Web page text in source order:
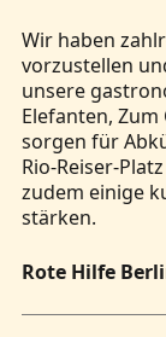
Wir haben
vorzustellen
unsere
Elefanten,
sorgen für
Rio-Reiser-
zudem einige
stärken.
Rote Hilfe